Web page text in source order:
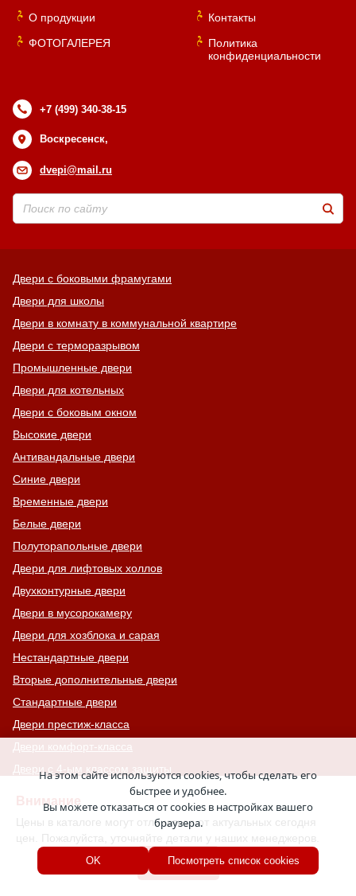
Внимание
Цены в каталоге могут отличаться от актуальных сегодня
цен. Пожалуйста, уточняйте детали у наших менеджеров.
Хорошо
О продукции
ФОТОГАЛЕРЕЯ
Контакты
Политика
конфиденциальности
+7 (499) 340-38-15
Воскресенск,
dvepi@mail.ru
Двери с боковыми фрамугами
Двери для школы
Двери в комнату в коммунальной квартире
Двери с терморазрывом
Промышленные двери
Двери для котельных
Двери с боковым окном
Высокие двери
Антивандальные двери
Синие двери
Временные двери
Белые двери
Полуторапольные двери
Двери для лифтовых холлов
Двухконтурные двери
Двери в мусорокамеру
Двери для хозблока и сарая
Нестандартные двери
Вторые дополнительные двери
Стандартные двери
Двери престиж-класса
Двери комфорт-класса
Двери с 4-ым классом защиты
Двери на лестничную площадку
Остекленные противопожарные двери
С тонированным стеклом
С остекленной фрамугой
На этом сайте используются cookies, чтобы сделать его
быстрее и удобнее.
Вы можете отказаться от cookies в настройках вашего
браузера.
OK Посмотреть список cookies